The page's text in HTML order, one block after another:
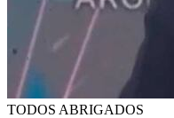
TODOS ABRIGADOS